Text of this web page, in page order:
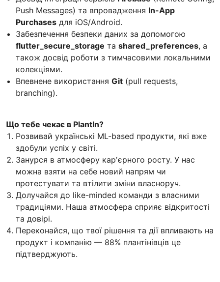
Push Messages) та впровадження In-App
Purchases для iOS/Android.
Забезпечення безпеки даних за допомогою
flutter_secure_storage та shared_preferences, а
також досвід роботи з тимчасовими локальними
колекціями.
Впевнене використання Git (pull requests,
branching).
Що тебе чекає в PlantIn?
Розвивай українські ML-based продукти, які вже
здобули успіх у світі.
Занурся в атмосферу карʼєрного росту. У нас
можна взяти на себе новий напрям чи
протестувати та втілити зміни власноруч.
Долучайся до like-minded команди з власними
традиціями. Наша атмосфера сприяє відкритості
та довірі.
Переконайся, що твої рішення та дії впливають на
продукт і компанію — 88% плантінівців це
підтверджують.